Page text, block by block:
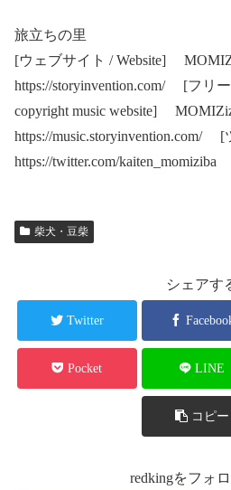
旅立ちの里
[ウェブサイト / Website]
https://storyinvention.com/ [フリ
copyright music website]
https://music.storyinvention.com/
https://twitter.com/kaiten_momiziba
柴犬・豆柴
シェアす
Twitter
Pocket LINE
コピー
redkingをフォ